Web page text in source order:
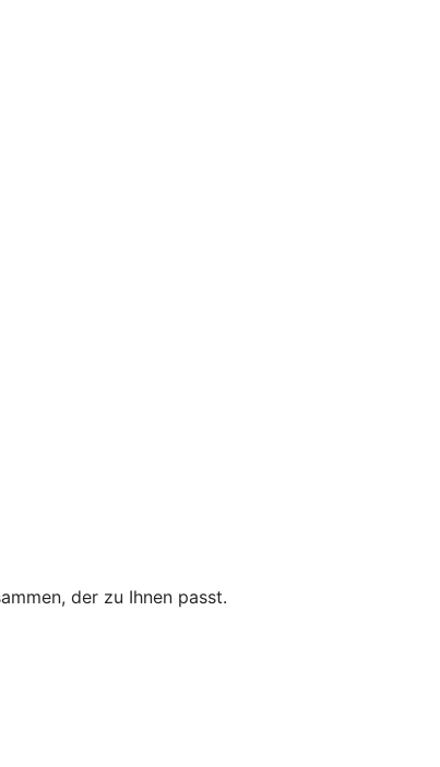
der zu Ihnen passt.